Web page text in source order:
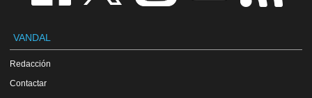
VANDAL
Redacción
Contactar